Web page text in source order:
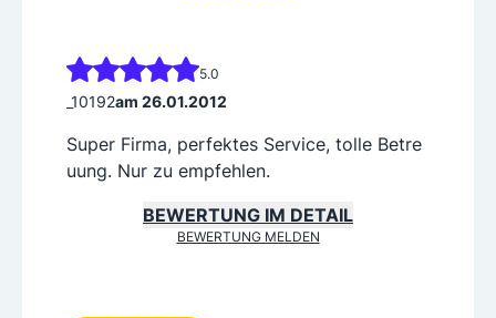
5.0
_10192am 26.01.2012
Super Firma, perfektes Service, tolle Betre
uung. Nur zu empfehlen.
BEWERTUNG IM DETAIL
BEWERTUNG MELDEN